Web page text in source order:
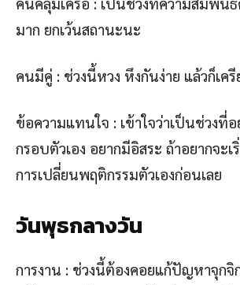
มาก ยกเว้นสถานะนะ
คนมีคู่ : ช่วงนี้หวง หึงกันง่าย แล้วก็เครี
ข้อความแทนใจ : เข้าใจว่าเป็นช่วงที่
กรอบตัวเอง อยากมีอิสระ ถ้าอยากจะเ
การเปลี่ยนพฤติกรรมตัวเองก่อนเลย
วันพุธกลางวัน
การงาน : ช่วงนี้ต้องคอยแก้ปัญหาจุกจิ